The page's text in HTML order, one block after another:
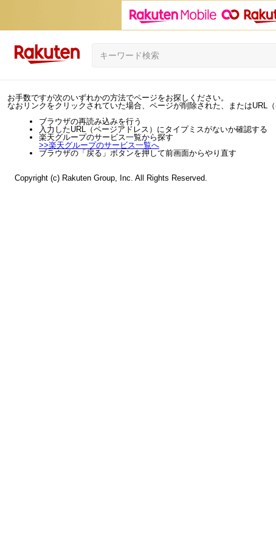
お手数ですが次のいずれかの方法でページをお探しください。
なおリンクをクリックされていた場合、ページが削除された、またはURL
ブラウザの再読み込みを行う
入力したURL（ページアドレス）にタイプミスがないか確認する
楽天グループのサービス一覧から探す
>>楽天グループのサービス一覧へ
ブラウザの「戻る」ボタンを押して前画面からやり直す
Copyright (c) Rakuten Group, Inc. All Rights Reserved.